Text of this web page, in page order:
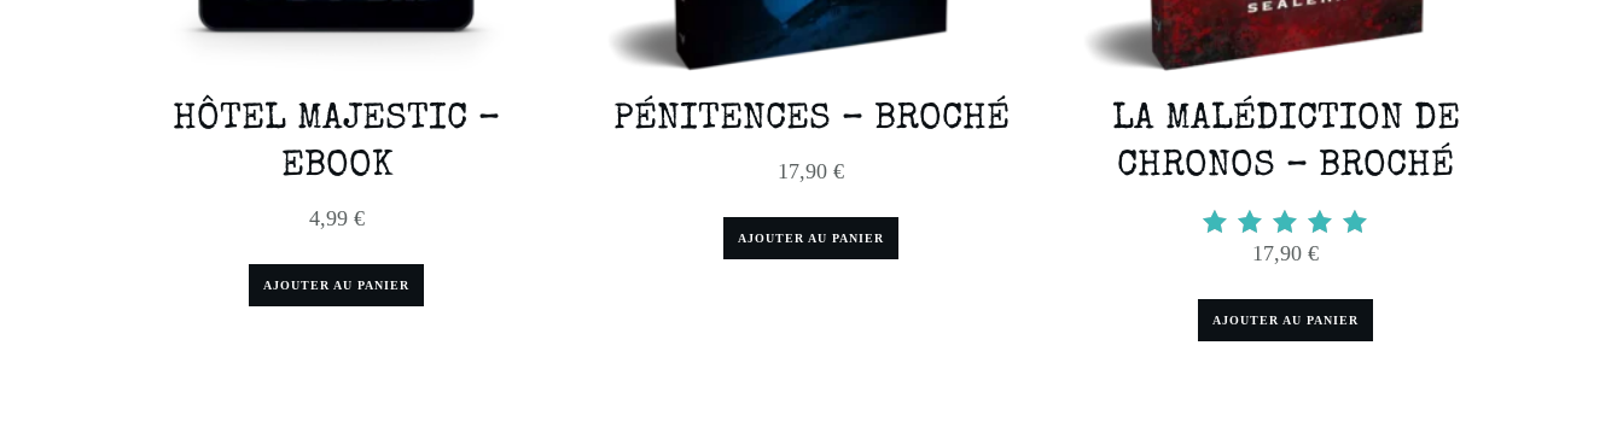
HÔTEL MAJESTIC –
EBOOK
4,99 €
AJOUTER AU PANIER
PÉNITENCES – BROCHÉ
17,90€
AJOUTER AU PANIER
LA MALÉDICTION DE
CHRONOS – BROCHÉ
Note
sur 5
17,90€
AJOUTER AU PANIER